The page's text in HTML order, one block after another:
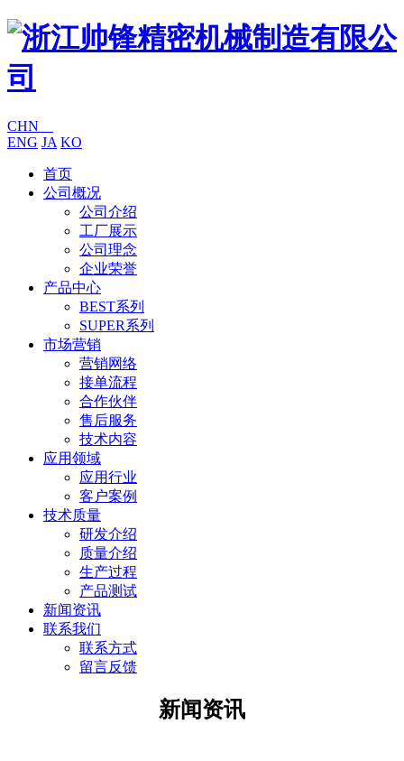
CHN
ENG JA KO
首页
公司概况
公司介绍
工厂展示
公司理念
企业荣誉
产品中心
BEST系列
SUPER系列
市场营销
营销网络
接单流程
合作伙伴
售后服务
技术内容
应用领域
应用行业
客户案例
技术质量
研发介绍
质量介绍
生产过程
产品测试
新闻资讯
联系我们
联系方式
留言反馈
新闻资讯